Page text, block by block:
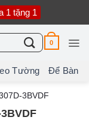
1 tặng 1
0
Tường Để Bàn
3BVDF